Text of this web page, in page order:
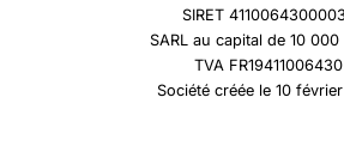
SIRET
SARL au capital de 10 000
TVA FR19411006430
Société créée le 10